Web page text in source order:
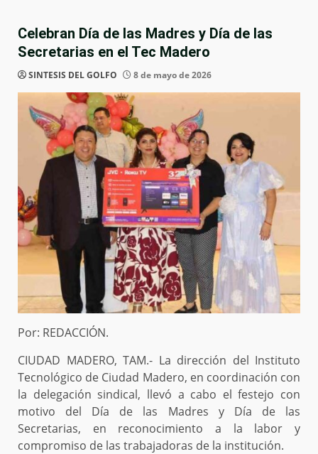
Celebran Día de las Madres y Día de las
Secretarias en el Tec Madero
SINTESIS DEL GOLFO 8 de mayo de 2026
Por: REDACCIÓN.
CIUDAD MADERO, TAM.- La dirección del Instituto
Tecnológico de Ciudad Madero, en coordinación con
la delegación sindical, llevó a cabo el festejo con
motivo del Día de las Madres y Día de las
Secretarias, en reconocimiento a la labor y
compromiso de las trabajadoras de la institución.